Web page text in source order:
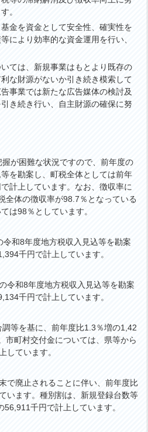
。
金を資金として安全性、確実性を
により効率的な資金運用を行い、
ては、新規事業はもとより既存の
な財源がないか引き続き模索して
事業では新たな広告媒体の検討及
き続き行い、自主財源の確保に努
が困難な状況ですので、前年度の
を勘案し、町税全体としては前年
計上しています。なお、徴収率に
全体の徴収率が98.7％となっている
は98％としています。
8年度地方税収入見込等を勘案
千円で計上しています。
令和8年度地方税収入見込等を勘案
千円で計上しています。
等を基に、前年度比1.3％増の1,42
市町村交付金については、県等から
しています。
で廃止されることに伴い、前年度比
います。種別割は、新規登録台数等
千円で計上しています。